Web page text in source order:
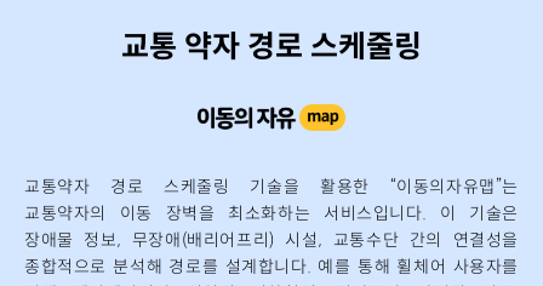
교통 약자 경로 스케줄링
교통약자 경로 스케줄링 기술을 활용한 “이동의자유맵”는
교통약자의 이동 장벽을 최소화하는 서비스입니다. 이 기술은
장애물 정보, 무장애(배리어프리) 시설, 교통수단 간의 연결 성을
종합적으로 분석해 경로를 설계합니다. 예를 통해 휠체어 사용자를